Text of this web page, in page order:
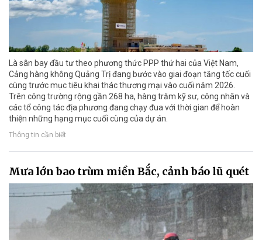
Là sân bay đầu tư theo phương thức PPP thứ hai của Việt Nam,
Cảng hàng không Quảng Trị đang bước vào giai đoạn tăng tốc cuối
cùng trước mục tiêu khai thác thương mại vào cuối năm 2026.
Trên công trường rộng gần 268 ha, hàng trăm kỹ sư, công nhân và
các tổ công tác địa phương đang chạy đua với thời gian để hoàn
thiện những hạng mục cuối cùng của dự án.
Thông tin cần biết
Mưa lớn bao trùm miền Bắc, cảnh báo lũ quét